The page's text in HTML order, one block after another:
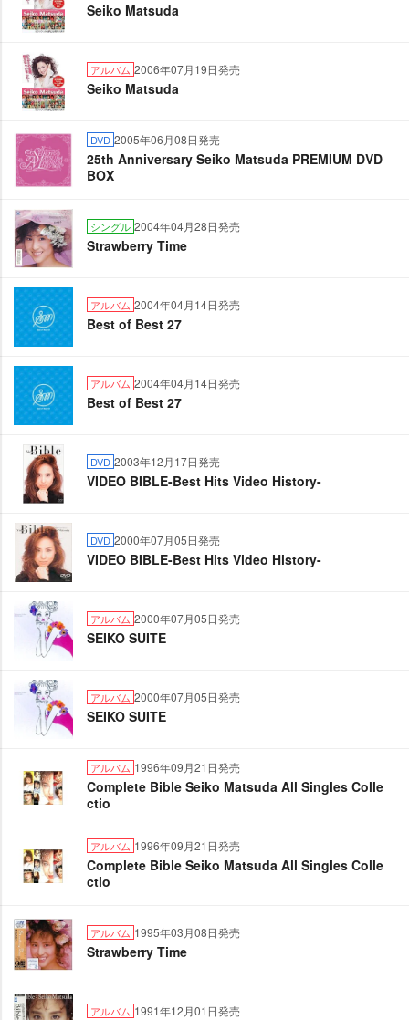
Seiko Matsuda
アルバム 2006年07月19日発売
Seiko Matsuda
DVD 2005年06月08日発売
25th Anniversary Seiko Matsuda PREMIUM DVD
BOX
シングル 2004年04月28日発売
Strawberry Time
アルバム 2004年04月14日発売
Best of Best 27
アルバム 2004年04月14日発売
Best of Best 27
DVD 2003年12月17日発売
VIDEO BIBLE-Best Hits Video History-
DVD 2000年07月05日発売
VIDEO BIBLE-Best Hits Video History-
アルバム 2000年07月05日発売
SEIKO SUITE
アルバム 2000年07月05日発売
SEIKO SUITE
アルバム 1996年09月21日発売
Complete Bible Seiko Matsuda All Singles Colle
ctio
アルバム 1996年09月21日発売
Complete Bible Seiko Matsuda All Singles Colle
ctio
アルバム 1995年03月08日発売
Strawberry Time
アルバム 1991年12月01日発売